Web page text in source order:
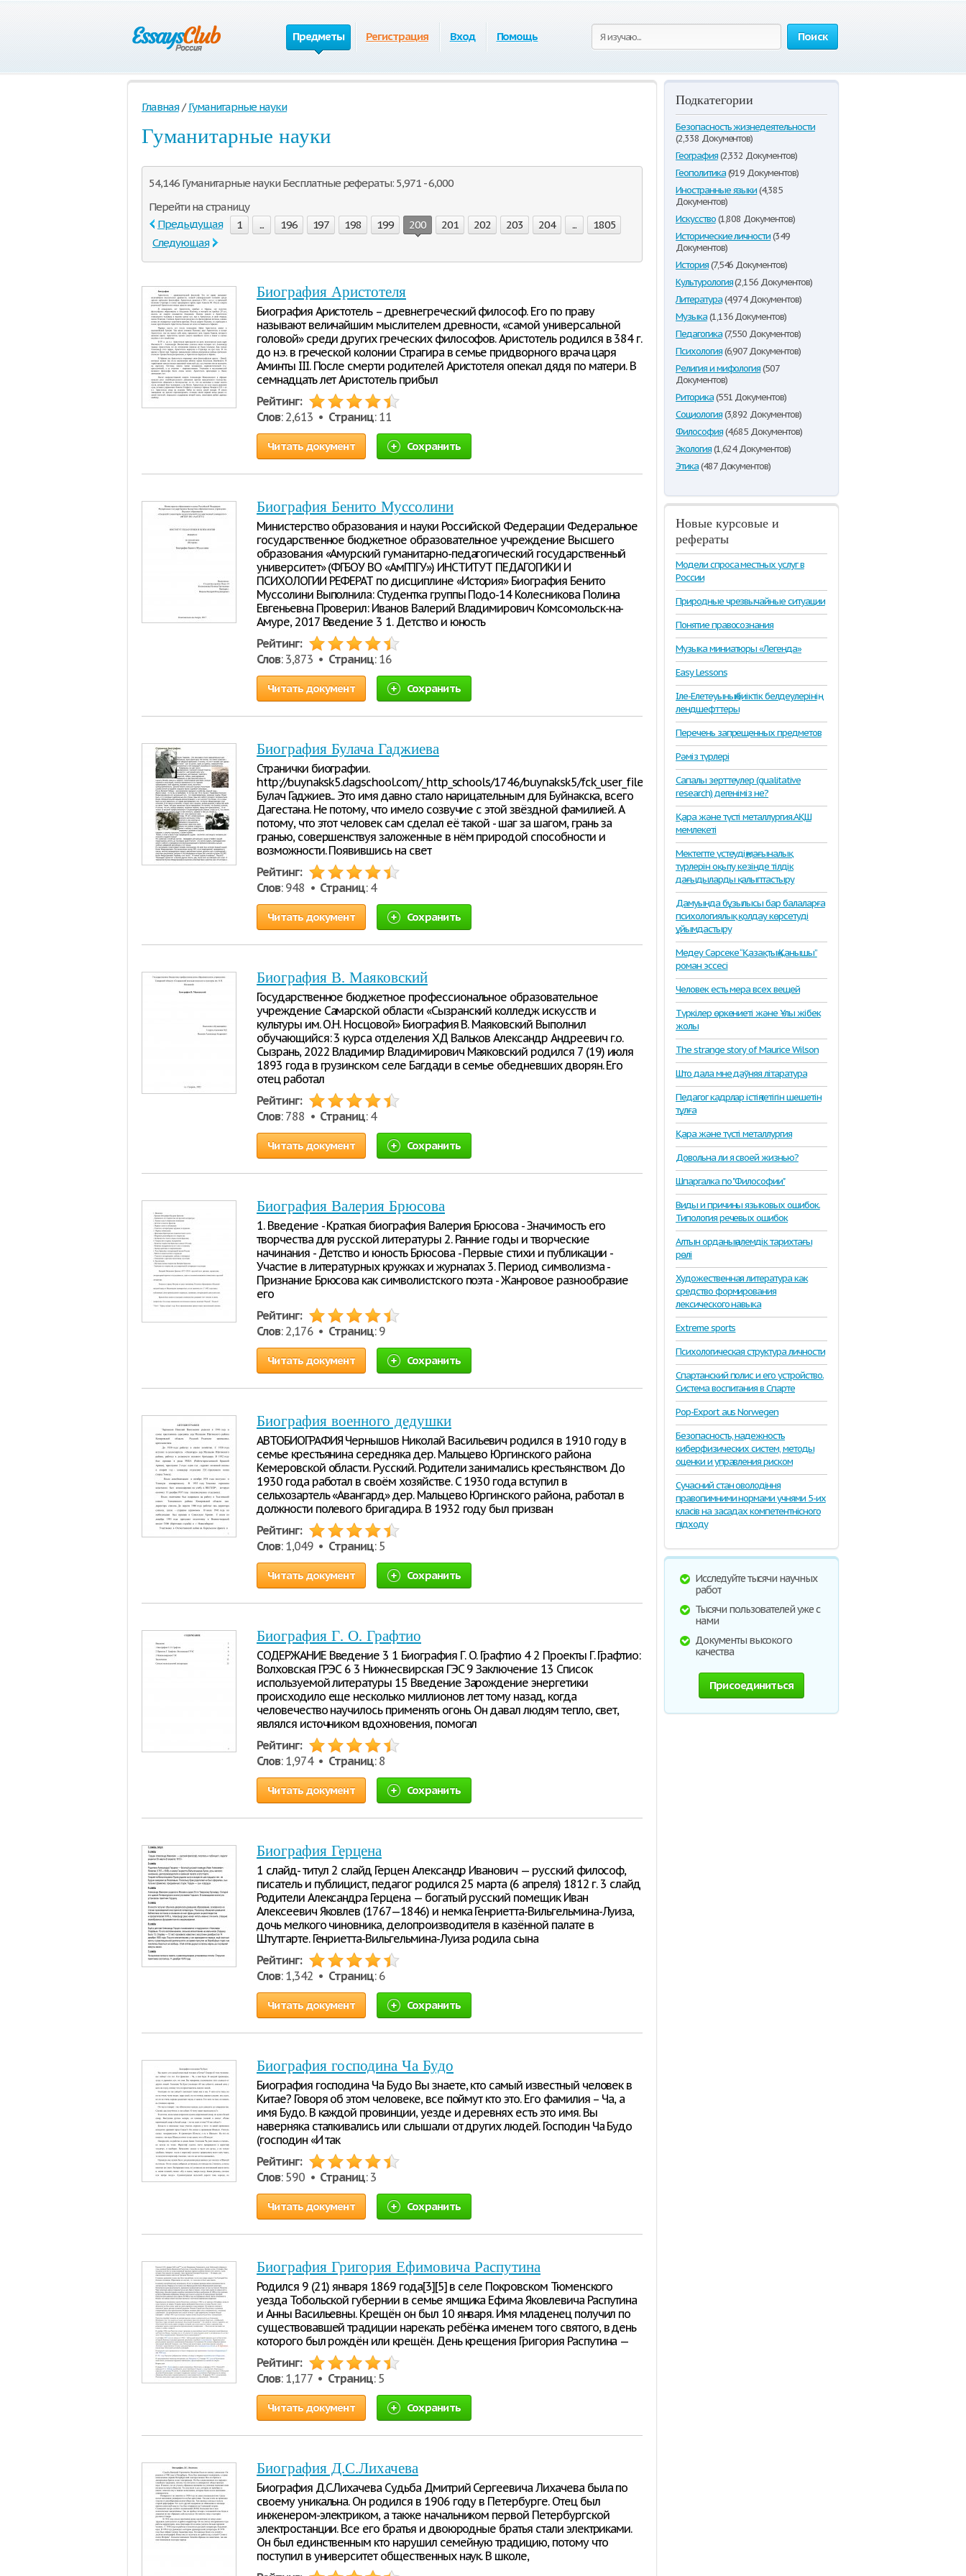
Поиск
Предметы Регистрация Вход Помощь
Главная / Гуманитарные науки
Гуманитарные науки
54,146 Гуманитарные науки Бесплатные рефераты: 5,971 - 6,000
Перейти на страницу
Предыдущая
1 ... 196 197 198 199 200 201 202 203 204 ...
1805
Следующая
Биография Аристотеля
Биография Аристотель – древнегреческий философ. Его по праву
называют величайшим мыслителем древности, «самой универсальной
головой» среди других греческих философов. Аристотель родился в 384 г.
до н.э. в греческой колонии Страгира в семье придворного врача царя
Аминты III. После смерти родителей Аристотеля опекал дядя по матери. В
семнадцать лет Аристотель прибыл
Рейтинг:
Слов: 2,613 • Страниц: 11
Читать документ Сохранить
Биография Бенито Муссолини
Министерство образования и науки Российской Федерации Федеральное
государственное бюджетное образовательное учреждение Высшего
образования «Амурский гуманитарно-педагогический государственный
университет» (ФГБОУ ВО «АмГПГУ») ИНСТИТУТ ПЕДАГОГИКИ И
ПСИХОЛОГИИ РЕФЕРАТ по дисциплине «История» Биография Бенито
Муссолини Выполнила: Студентка группы Подо-14 Колесникова Полина
Евгеньевна Проверил: Иванов Валерий Владимирович Комсомольск-на-
Амуре, 2017 Введение 3 1. Детство и юность
Рейтинг:
Слов: 3,873 • Страниц: 16
Читать документ Сохранить
Биография Булача Гаджиева
Странички биографии.
http://buynaksk5.dagschool.com/_http_schools/1746/buynaksk5/fck_user_files/images/Bulatsch.JPG
Булач Гаджиев... Это имя давно стало нарицательным для Буйнакска, всего
Дагестана. Не потому, что имело созвучие с этой звёздной фамилией. А
потому, что этот человек сам сделал её такой - шаг за шагом, грань за
гранью, совершенствуя заложенные в нём природой способности и
возможности. Появившись на свет
Рейтинг:
Слов: 948 • Страниц: 4
Читать документ Сохранить
Биография В. Маяковский
Государственное бюджетное профессиональное образовательное
учреждение Самарской области «Сызранский колледж искусств и
культуры им. О.Н. Носцовой» Биография В. Маяковский Выполнил
обучающийся: 3 курса отделения ХД Вальков Александр Андреевич г.о.
Сызрань, 2022 Владимир Владимирович Маяковский родился 7 (19) июля
1893 года в грузинском селе Багдади в семье обедневших дворян. Его
отец работал
Рейтинг:
Слов: 788 • Страниц: 4
Читать документ Сохранить
Биография Валерия Брюсова
1. Введение - Краткая биография Валерия Брюсова - Значимость его
творчества для русской литературы 2. Ранние годы и творческие
начинания - Детство и юность Брюсова - Первые стихи и публикации -
Участие в литературных кружках и журналах 3. Период символизма -
Признание Брюсова как символистского поэта - Жанровое разнообразие
его
Рейтинг:
Слов: 2,176 • Страниц: 9
Читать документ Сохранить
Биография военного дедушки
АВТОБИОГРАФИЯ Чернышов Николай Васильевич родился в 1910 году в
семье крестьянина середняка дер. Мальцево Юргинского района
Кемеровской области. Русский. Родители занимались крестьянством. До
1930 года работал в своём хозяйстве. С 1930 года вступил в
сельхозартель «Авангард» дер. Мальцево Юргинского района, работал в
должности полевого бригадира. В 1932 году был призван
Рейтинг:
Слов: 1,049 • Страниц: 5
Читать документ Сохранить
Биография Г. О. Графтио
СОДЕРЖАНИЕ Введение 3 1 Биография Г. О. Графтио 4 2 Проекты Г. Графтио:
Волховская ГРЭС 6 3 Нижнесвирская ГЭС 9 Заключение 13 Список
используемой литературы 15 Введение Зарождение энергетики
происходило еще несколько миллионов лет тому назад, когда
человечество научилось применять огонь. Он давал людям тепло, свет,
являлся источником вдохновения, помогал
Рейтинг:
Слов: 1,974 • Страниц: 8
Читать документ Сохранить
Биография Герцена
1 слайд- титул 2 слайд Герцен Александр Иванович — русский философ,
писатель и публицист, педагог родился 25 марта (6 апреля) 1812 г. 3 слайд
Родители Александра Герцена — богатый русский помещик Иван
Алексеевич Яковлев (1767—1846) и немка Генриетта-Вильгельмина-Луиза,
дочь мелкого чиновника, делопроизводителя в казённой палате в
Штутгарте. Генриетта-Вильгельмина-Луиза родила сына
Рейтинг:
Слов: 1,342 • Страниц: 6
Читать документ Сохранить
Биография господина Ча Будо
Биография господина Ча Будо Вы знаете, кто самый известный человек в
Китае? Говоря об этом человеке, все поймут кто это. Его фамилия – Ча, а
имя Будо. В каждой провинции, уезде и деревнях есть это имя. Вы
наверняка сталкивались или слышали от других людей. Господин Ча Будо
(господин «И так
Рейтинг:
Слов: 590 • Страниц: 3
Читать документ Сохранить
Биография Григория Ефимовича Распутина
Родился 9 (21) января 1869 года[3][5] в селе Покровском Тюменского
уезда Тобольской губернии в семье ямщика Ефима Яковлевича Распутина
и Анны Васильевны. Крещён он был 10 января. Имя младенец получил по
существовавшей традиции нарекать ребёнка именем того святого, в день
которого был рождён или крещён. День крещения Григория Распутина —
Рейтинг:
Слов: 1,177 • Страниц: 5
Читать документ Сохранить
Биография Д.С.Лихачева
Биография Д.С.Лихачева Судьба Дмитрий Сергеевича Лихачева была по
своему уникальна. Он родился в 1906 году в Петербурге. Отец был
инженером-электриком, а также начальником первой Петербургской
электростанции. Все его братья и двоюродные братья стали электриками.
Он был единственным кто нарушил семейную традицию, потому что
поступил в университет общественных наук. В школе,
Подкатегории
Безопасность жизнедеятельности
(2,338 Документов)
География(2,332 Документов)
Геополитика(919 Документов)
Иностранные языки(4,385
Документов)
Искусство(1,808 Документов)
Исторические личности(349
Документов)
История(7,546 Документов)
Культурология(2,156 Документов)
Литература(4,974 Документов)
Музыка(1,136 Документов)
Педагогика(7,550 Документов)
Психология(6,907 Документов)
Религия и мифология(507
Документов)
Риторика(551 Документов)
Социология(3,892 Документов)
Философия(4,685 Документов)
Экология(1,624 Документов)
Этика(487 Документов)
Новые курсовые и
рефераты
Модели спроса местных услуг в
России
Природные чрезвычайные ситуации
Понятие правосознания
Музыка миниатюры «Легенда»
Easy Lessons
Іле-Елетеуының биіктік белдеулерінің
лендшефттеры
Перечень запрещенных предметов
Рәміз түрлері
Сапалы зерттеулер (qualitative
research) дегеніміз не?
Қара және түсті металлургия.АҚШ
мемлекеті
Мектепте үстеудің мағыналық
түрлерін оқыту кезінде тілдік
дағыдыларды қалыптастыру
Дамуында бұзылысы бар балаларға
психологиялық қолдау көрсетуді
ұйымдастыру
Медеу Сәрсеке “Қазақтың Қанышы”
роман эссесі
Человек есть мера всех вещей
Түркілер өркениеті және Ұлы жібек
жолы
The strange story of Maurice Wilson
Што дала мне даўняя літаратура
Педагог кадрлар істің тетігін шешетін
тұлға
Қара және түсті металлургия
Довольна ли я своей жизнью?
Шпаргалка по "Философии"
Виды и причины языковых ошибок.
Типология речевых ошибок
Алтын орданың әлемдік тарихтағы
рөлі
Художественная литература как
средство формирования
лексического навыка
Extreme sports
Психологическая структура личности
Спартанский полис и его устройство.
Система воспитания в Спарте
Pop-Export aus Norwegen
Безопасность, надежность
киберфизических систем, методы
оценки и управления риском
Сучасний стан оволодiння
правопимними нормами учнями 5-их
класiв на засадах компетентнiсного
пiдходу
Исследуйте тысячи научных
работ
Тысячи пользователей уже с
нами
Документы высокого
качества
Присоединиться